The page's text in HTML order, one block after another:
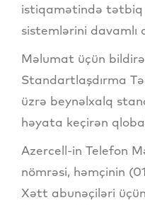
istiqamətində
sistemlərini
Məlumat üçün
Standartlaşdırma
üzrə beynəlxalq
həyata keçirən
Azercell-in Telefon
nömrəsi, həmçinin
Xətt abunəçiləri